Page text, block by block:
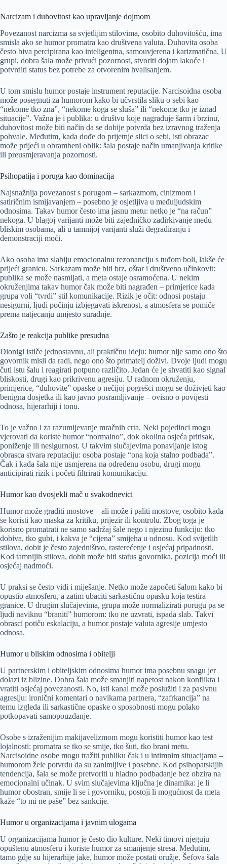
Narcizam i duhovitost kao upravljanje dojmom
Povezanost narcizma sa svjetlijim stilovima, osobito duhovitošću, ima
smisla ako se humor promatra kao društvena valuta. Duhovita osoba
često biva percipirana kao inteligentna, samouvjerena i karizmatična. U
grupi, dobra šala može privući pozornost, stvoriti dojam lakoće i
potvrditi status bez potrebe za otvorenim hvalisanjem.
U tom smislu humor postaje instrument reputacije. Narcisoidna osoba
može posegnuti za humorom kako bi učvrstila sliku o sebi kao
“nekome tko zna”, “nekome koga se sluša” ili “nekome tko je iznad
situacije”. Važna je i publika: u društvu koje nagrađuje šarm i brzinu,
duhovitost može biti način da se dobije potvrda bez izravnog traženja
pohvale. Međutim, kada dođe do prijetnje slici o sebi, isti obrazac
može prijeći u obrambeni oblik: šala postaje način umanjivanja kritike
ili preusmjeravanja pozornosti.
Psihopatija i poruga kao dominacija
Najsnažnija povezanost s porugom – sarkazmom, cinizmom i
satiričnim ismijavanjem – posebno je osjetljiva u međuljudskim
odnosima. Takav humor često ima jasnu metu: netko je “na račun”
nekoga. U blagoj varijanti može biti zajedničko zadirkivanje među
bliskim osobama, ali u tamnijoj varijanti služi degradiranju i
demonstraciji moći.
Ako osoba ima slabiju emocionalnu rezonanciju s tuđom boli, lakše će
prijeći granicu. Sarkazam može biti brz, oštar i društveno učinkovit:
publika se može nasmijati, a meta ostaje osramoćena. U nekim
okruženjima takav humor čak može biti nagrađen – primjerice kada
grupa voli “tvrdi” stil komunikacije. Rizik je očit: odnosi postaju
nesigurni, ljudi počinju izbjegavati iskrenost, a atmosfera se pomiče
prema natjecanju umjesto suradnje.
Zašto je reakcija publike presudna
Dionigi ističe jednostavnu, ali praktičnu ideju: humor nije samo ono što
govornik misli da radi, nego ono što primatelj doživi. Dvoje ljudi mogu
čuti istu šalu i reagirati potpuno različito. Jedan će je shvatiti kao signal
bliskosti, drugi kao prikrivenu agresiju. U radnom okruženju,
primjerice, “duhovite” opaske o nečijoj pogrešci mogu se doživjeti kao
benigna dosjetka ili kao javno posramljivanje – ovisno o povijesti
odnosa, hijerarhiji i tonu.
To je važno i za razumijevanje mračnih crta. Neki pojedinci mogu
vjerovati da koriste humor “normalno”, dok okolina osjeća pritisak,
poniženje ili nesigurnost. U takvim slučajevima ponavljanje istog
obrasca stvara reputaciju: osoba postaje “ona koja stalno podbada”.
Čak i kada šala nije usmjerena na određenu osobu, drugi mogu
anticipirati rizik i početi filtrirati komunikaciju.
Humor kao dvosjekli mač u svakodnevici
Humor može graditi mostove – ali može i paliti mostove, osobito kada
se koristi kao maska za kritiku, prijezir ili kontrolu. Zbog toga je
korisno promatrati ne samo sadržaj šale nego i njezinu funkciju: tko
dobiva, tko gubi, i kakva je “cijena” smijeha u odnosu. Kod svijetlih
stilova, dobit je često zajedništvo, rasterećenje i osjećaj pripadnosti.
Kod tamnijih stilova, dobit može biti status govornika, pozicija moći ili
osjećaj nadmoći.
U praksi se često vidi i miješanje. Netko može započeti šalom kako bi
opustio atmosferu, a zatim ubaciti sarkastičnu opasku koja testira
granice. U drugim slučajevima, grupa može normalizirati porugu pa se
ljudi naviknu “braniti” humorom: tko ne uzvrati, ispada slab. Takvi
obrasci potiču eskalaciju, a humor postaje valuta agresije umjesto
odnosa.
Humor u bliskim odnosima i obitelji
U partnerskim i obiteljskim odnosima humor ima posebnu snagu jer
dolazi iz blizine. Dobra šala može smanjiti napetost nakon konflikta i
vratiti osjećaj povezanosti. No, isti kanal može poslužiti i za pasivnu
agresiju: ironični komentari o navikama partnera, “zafrkancija” na
temu izgleda ili sarkastične opaske o sposobnosti mogu polako
potkopavati samopouzdanje.
Osobe s izraženijim makijavelizmom mogu koristiti humor kao test
lojalnosti: promatra se tko se smije, tko šuti, tko brani metu.
Narcisoidne osobe mogu tražiti publiku čak i u intimnim situacijama –
humorom žele potvrdu da su zanimljive i posebne. Kod psihopatskijih
tendencija, šala se može pretvoriti u hladno podbadanje bez obzira na
emocionalni učinak. U svim slučajevima ključna je dinamika: je li
humor obostran, smije li se i govorniku, postoji li mogućnost da meta
kaže “to mi ne paše” bez sankcije.
Humor u organizacijama i javnim ulogama
U organizacijama humor je često dio kulture. Neki timovi njeguju
opuštenu atmosferu i koriste humor za smanjenje stresa. Međutim,
tamo gdje su hijerarhije jake, humor može postati oružje. Šefova šala